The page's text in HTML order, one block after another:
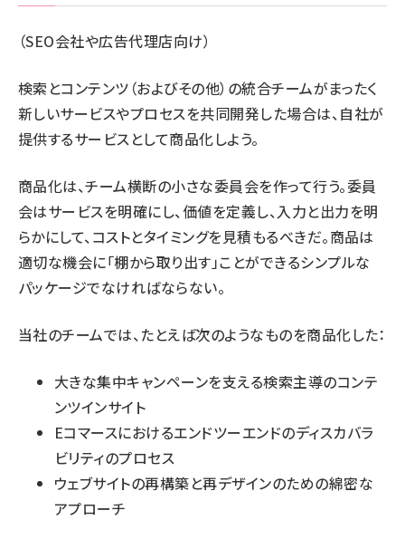
（SEO会社や広告代理店向け）
検索とコンテンツ（およびその他）の統合チームがまったく
新しいサービスやプロセスを共同開発した場合は、自社が
提供するサービスとして商品化しよう。
商品化は、チーム横断の小さな委員会を作って行う。委員
会はサービスを明確にし、価値を定義し、入力と出力を明
らかにして、コストとタイミングを見積もるべきだ。商品は
適切な機会に「棚から取り出す」ことができるシンプルな
パッケージでなければならない。
当社のチームでは、たとえば次のようなものを商品化した：
大きな集中キャンペーンを支える検索主導のコンテ
ンツインサイト
Eコマースにおけるエンドツーエンドのディスカバラ
ビリティのプロセス
ウェブサイトの再構築と再デザインのための綿密な
アプローチ